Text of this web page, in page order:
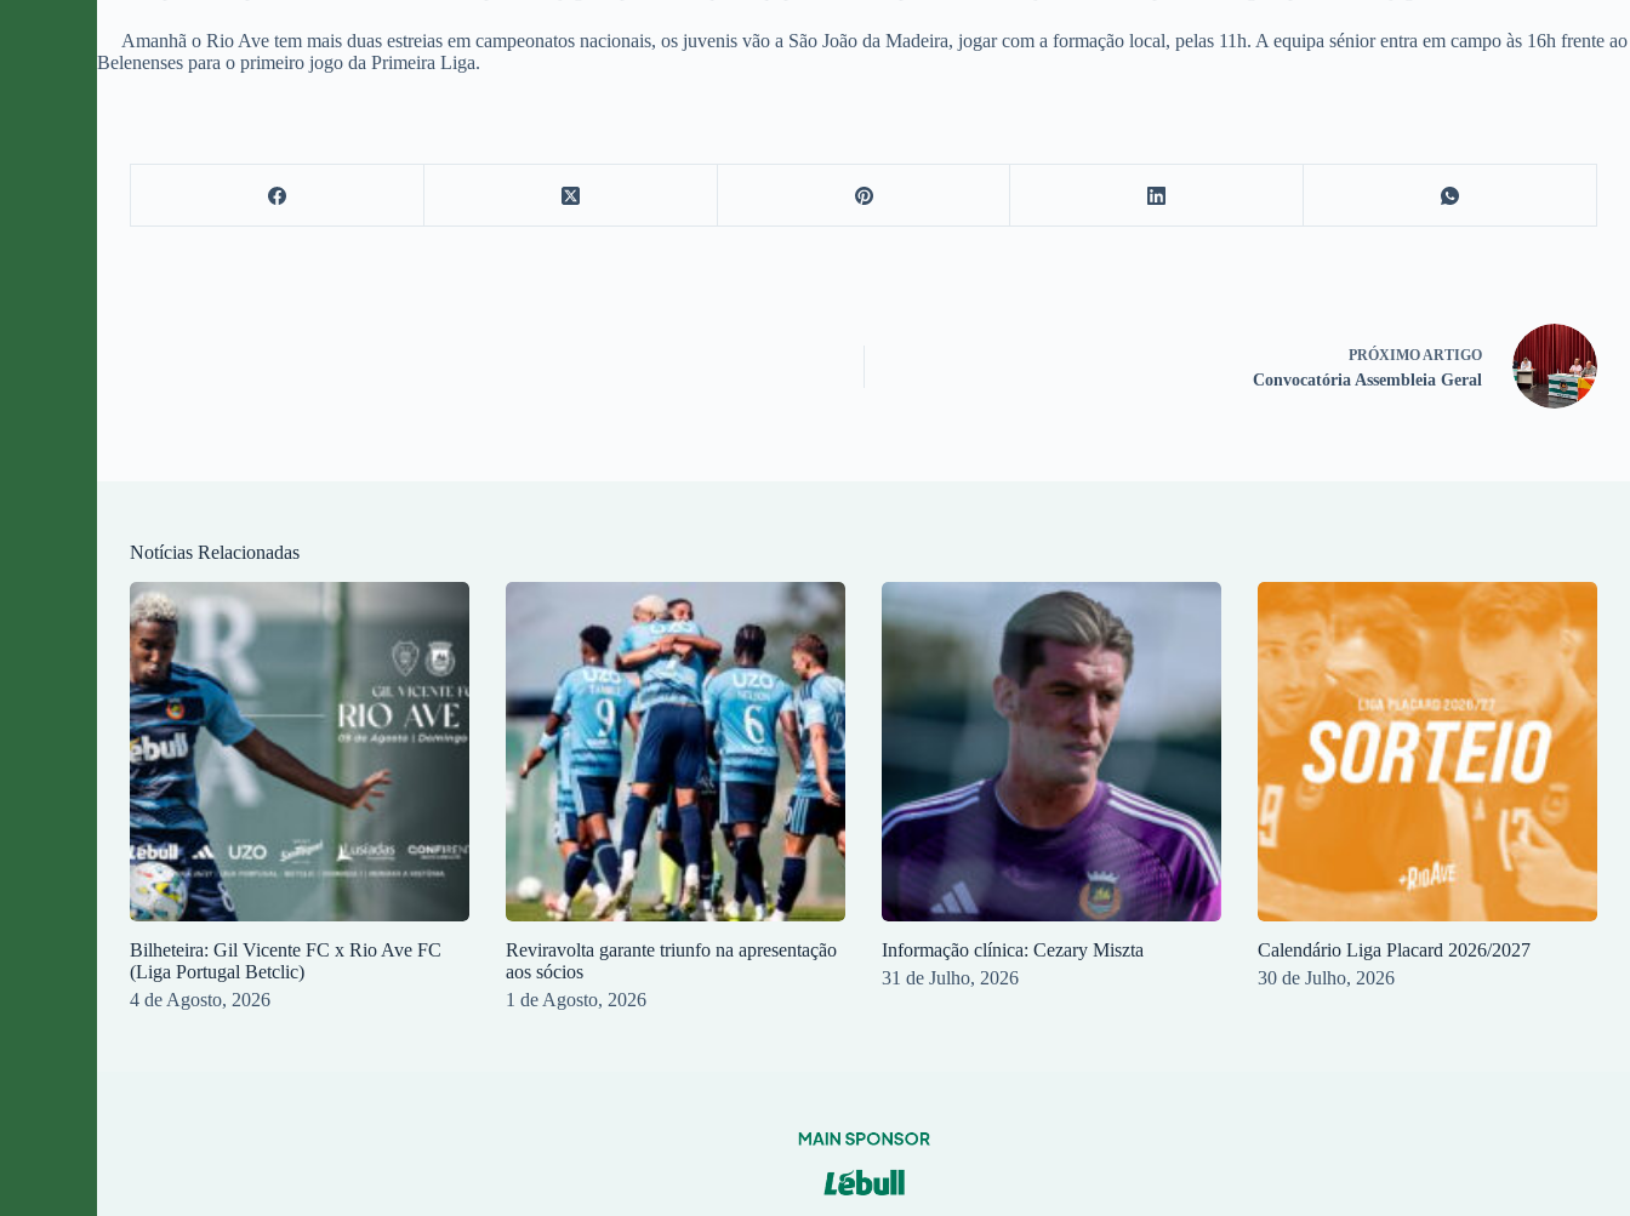
Amanhã o Rio Ave tem mais duas estreias em campeonatos nacionais, os juvenis vão a São João da Madeira, jogar com a formação local, pelas 11h. A equipa sénior entra em campo às 16h frente ao
Belenenses para o primeiro jogo da Primeira Liga.
PRÓXIMO ARTIGO
Convocatória Assembleia Geral
Notícias Relacionadas
Bilheteira: Gil Vicente FC x Rio Ave FC
(Liga Portugal Betclic)
4 de Agosto, 2026
Reviravolta garante triunfo na apresentação
aos sócios
1 de Agosto, 2026
Informação clínica: Cezary Miszta
31 de Julho, 2026
Calendário Liga Placard 2026/2027
30 de Julho, 2026